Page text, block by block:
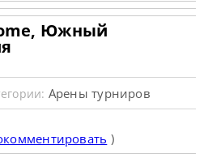
Южный
Арены турниров
)